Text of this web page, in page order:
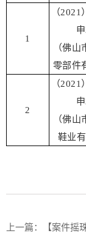
1
（
（佛
零部件
2
（
（佛
鞋业
上一篇：
【案件摇